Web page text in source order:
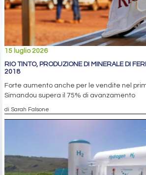
15 luglio 2026
RIO TINTO, PRODUZIONE DI MINERALE DI
2018
Forte aumento anche per le vendite nel
Simandou supera il 75% di avanzamento
di Sarah Falsone